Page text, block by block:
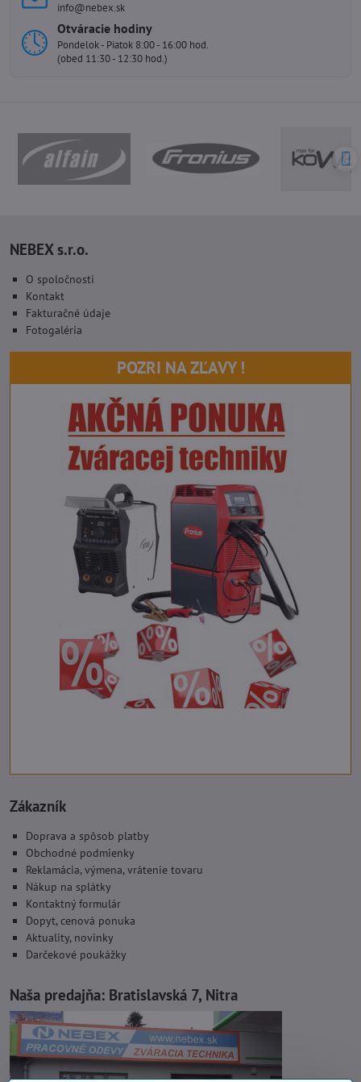
info@nebex.sk
Otváracie hodiny
Pondelok - Piatok 8:00 - 16:00 hod.
(obed 11:30 - 12:30 hod.)
NEBEX s.r.o.
O spoločnosti
Kontakt
Fakturačné údaje
Fotogaléria
POZRI NA ZĽAVY !
Zákazník
Doprava a spôsob platby
Obchodné podmienky
Reklamácia, výmena, vrátenie tovaru
Nákup na splátky
Kontaktný formulár
Dopyt, cenová ponuka
Aktuality, novinky
Darčekové poukážky
Naša predajňa: Bratislavská 7, Nitra